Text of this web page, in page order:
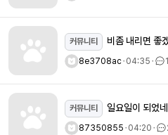
커뮤니티 비좀 내리면 좋
8e3708acㆍ04:35ㆍ 1
커뮤니티 일요일이 되었
87350855ㆍ04:20ㆍ